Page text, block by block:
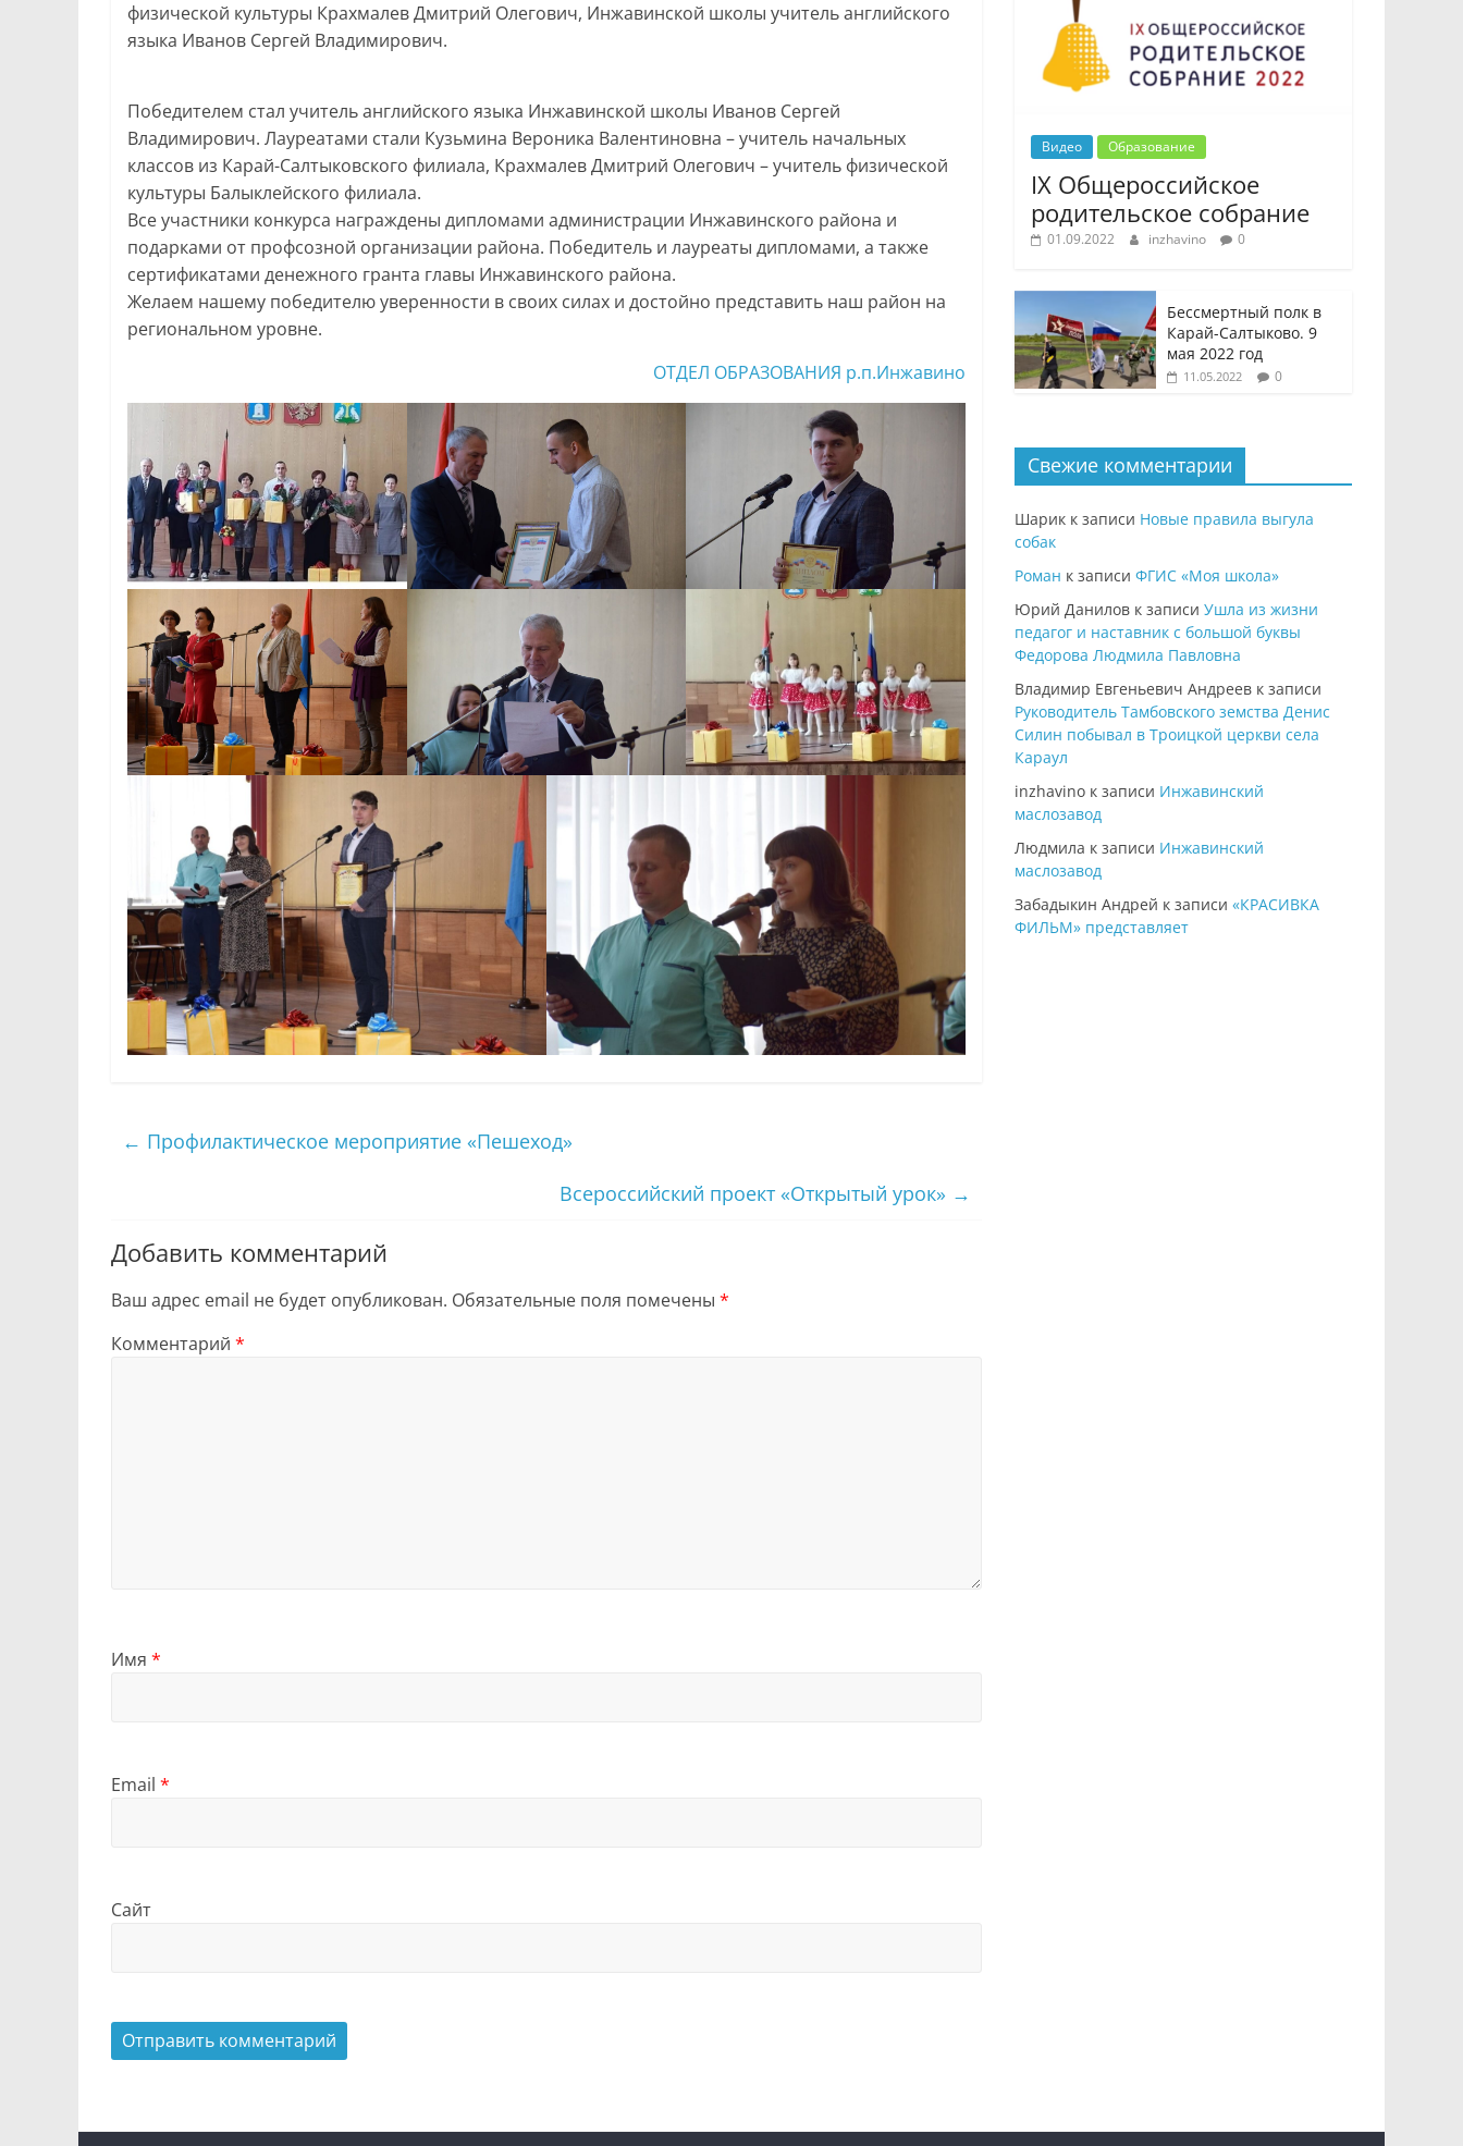
физической культуры Крахмалев Дмитрий Олегович, Инжавинской школы учитель английского
языка Иванов Сергей Владимирович.
Победителем стал учитель английского языка Инжавинской школы Иванов Сергей
Владимирович. Лауреатами стали Кузьмина Вероника Валентиновна – учитель начальных
классов из Карай-Салтыковского филиала, Крахмалев Дмитрий Олегович – учитель физической
культуры Балыклейского филиала.
Все участники конкурса награждены дипломами администрации Инжавинского района и
подарками от профсозной организации района. Победитель и лауреаты дипломами, а также
сертификатами денежного гранта главы Инжавинского района.
Желаем нашему победителю уверенности в своих силах и достойно представить наш район на
региональном уровне.
ОТДЕЛ ОБРАЗОВАНИЯ р.п.Инжавино
← Профилактическое мероприятие «Пешеход»
Всероссийский проект «Открытый урок» →
Добавить комментарий
Ваш адрес email не будет опубликован. Обязательные поля помечены *
Комментарий *
Имя *
Email *
Сайт
Видео Образование
IX Общероссийское
родительское собрание
01.09.2022 inzhavino 0
Бессмертный полк в
Карай-Салтыково. 9
мая 2022 год
11.05.2022 0
Свежие комментарии
Шарик к записи Новые правила выгула
собак
Роман к записи ФГИС «Моя школа»
Юрий Данилов к записи Ушла из жизни
педагог и наставник с большой буквы
Федорова Людмила Павловна
Владимир Евгеньевич Андреев к записи
Руководитель Тамбовского земства Денис
Силин побывал в Троицкой церкви села
Караул
inzhavino к записи Инжавинский
маслозавод
Людмила к записи Инжавинский
маслозавод
Забадыкин Андрей к записи «КРАСИВКА
ФИЛЬМ» представляет